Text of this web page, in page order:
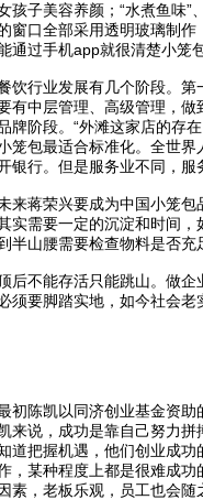
孩子美容养颜；“水煮鱼味”
窗口全部采用透明玻璃制
通过手机app就很清楚小笼
饮行业发展有几个阶段。
有中层管理、高级管理，
牌阶段。“外滩这家店的存
笼包最适合标准化。全世
银行。但是服务业不同，
来蒋荣兴要成为中国小笼
实需要一定的沉淀和时间
半山腰需要检查物料是否
后不能存活只能跳山。做
须要脚踏实地，如今社会
初陈凯以同济创业基金资
来说，成功是靠自己努力
道把握机遇，他们创业成
，某种程度上都是很难成
素，老板乐观，员工也会